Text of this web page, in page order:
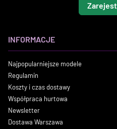
INFORMACJE
Najpopularniejsze modele
Regulamin
Koszty i czas dostawy
Współpraca hurtowa
Newsletter
Dostawa Warszawa